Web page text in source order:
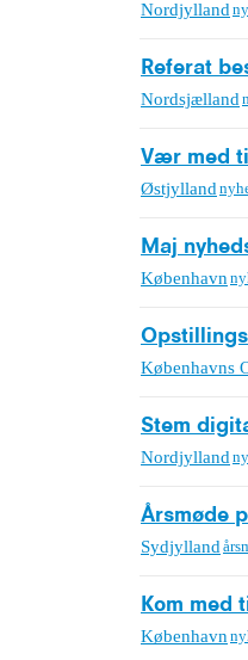
Nordjylland
Referat
Nordsjælland
Vær med
Østjylland
Maj
København
Københavns
Stem
Nordjylland
Årsmøde
Sydjylland
Kom med
København